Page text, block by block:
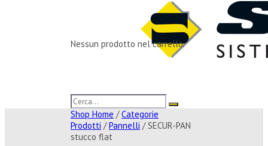
Nessun prodotto nel carrello.
Shop Home /Categorie
Prodotti /Pannelli / SECUR-PAN
stucco flat